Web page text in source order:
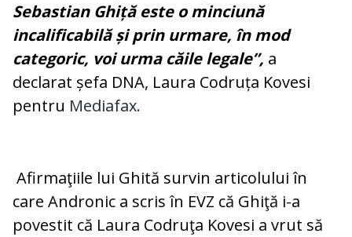
Sebastian Ghiță este o minciună
incalificabilă și prin urmare, în mod
categoric, voi urma căile legale”, a
declarat șefa DNA, Laura Codruța Kovesi
pentru Mediafax.
Afirmaţiile lui Ghită survin articolului în
care Andronic a scris în EVZ că Ghiţă i-a
povestit că Laura Codruţa Kovesi a vrut să